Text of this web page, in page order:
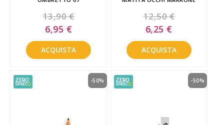
13,90 €
Special
Price
6,95 €
ACQUISTA
12,50 €
Special
Price
6,25 €
ACQUISTA
-50% -50%